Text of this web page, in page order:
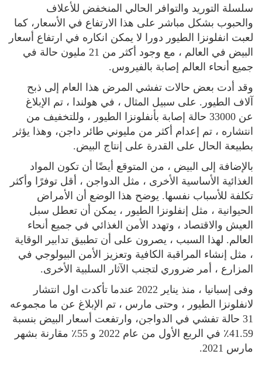
سلسلة التوريد والتوافر الحالي المنخفض للأعلاف
والحبوب بشكل مباشر على هذا الارتفاع في الأسعار، كما
لعبت انفلونزا الطيور دورا لا يمكن انكاره في ارتفاع أسعار
البيض في العالم ، مع وجود أكثر من 21 مليون حالة في
جميع أنحاء العالم إصابة بالفيروس.
وقد أدت بعض حالات تفشي المرض هذا العام إلى ذبح
آلاف الطيور. على سبيل المثال ، في هولندا ، تم الإبلاغ
عن 33000 حالة إصابة بأنفلونزا الطيور ، وللتخفيف من
انتشاره ، تم إعدام أكثر من مليوني طائر داجن، وهذا يؤثر
بطبيعة الحال على القدرة على إنتاج البيض.
بالإضافة إلى البيض ، من المتوقع أيضًا أن تكون المواد
الغذائية الأساسية الأخرى ، مثل الدواجن ، أقل توفرًا وأكثر
تكلفة للأسباب نفسها. يوضح هذا الوضع أن الأمراض
الحيوانية ، مثل إنفلونزا الطيور ، يمكن أن تعطل سبل
العيش والاقتصاد ، وتهدد الأمن الغذائي في جميع أنحاء
العالم. لهذا السبب ، يصرون على أن تطبيق تدابير الوقاية
، مثل إنشاء المراقبة الكافية وتعزيز الأمن البيولوجي في
المزارع ، أمر ضروري لتجنب الآثار السلبية الأخرى.
وفى إسبانيا ، منذ يناير 2022 عندما تأكدت اول انتشار
لانفلونزا الطيور ، وحتى مارس ، تم الإبلاغ عن ما مجموعه
31 حالة تفشي في الدواجن، وارتفعت أسعار البيض بنسبة
41.59٪ في الربع الأول من عام 2022 و 55٪ مقارنة بشهر
مارس 2021.